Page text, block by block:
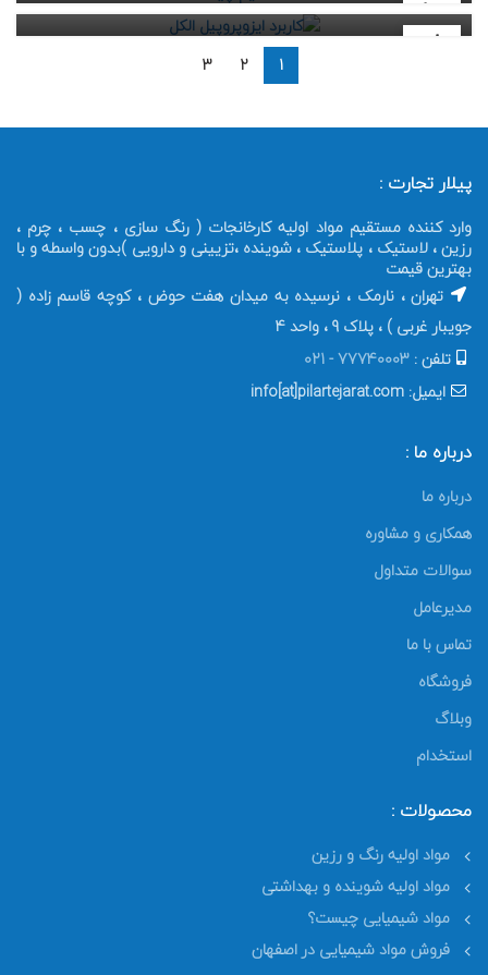
تیر
۱۰
تیر۰۱ 1
2
3
پیلار تجارت :
وارد کننده مستقیم مواد اولیه کارخانجات ( رنگ سازی ، چسب ، چرم ،
رزین ، لاستیک ، پلاستیک ، شوینده ،تزیینی و دارویی )بدون واسطه و با
بهترین قیمت
تهران ، نارمک ، نرسیده به میدان هفت حوض ، کوچه قاسم زاده (
جویبار غربی ) ، پلاک 9 ، واحد 4
تلفن : 77740003 - 021
ایمیل: info[at]pilartejarat.com
درباره ما :
درباره ما
همکاری و مشاوره
سوالات متداول
مدیرعامل
تماس با ما
فروشگاه
وبلاگ
استخدام
محصولات :
مواد اولیه رنگ و رزین
مواد اولیه شوینده و بهداشتی
مواد شیمیایی چیست؟
فروش مواد شیمیایی در اصفهان